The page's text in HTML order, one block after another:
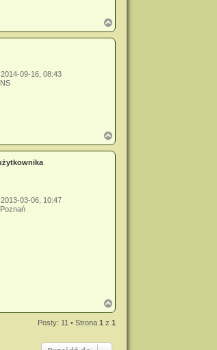
a
g
2014-09-16, 08:43
NS
a
g
2013-03-06, 10:47
Poznań
a
Posty: 11 • Strona1 z1